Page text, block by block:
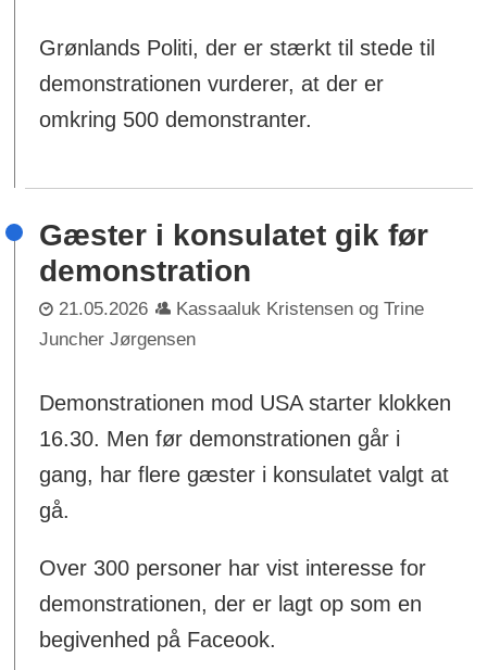
Grønlands Politi, der er stærkt til stede til
demonstrationen vurderer, at der er
omkring 500 demonstranter.
Gæster i konsulatet gik før
demonstration
21.05.2026
Kassaaluk Kristensen og Trine
Juncher Jørgensen
Demonstrationen mod USA starter klokken
16.30. Men før demonstrationen går i
gang, har flere gæster i konsulatet valgt at
gå.
Over 300 personer har vist interesse for
demonstrationen, der er lagt op som en
begivenhed på Faceook.